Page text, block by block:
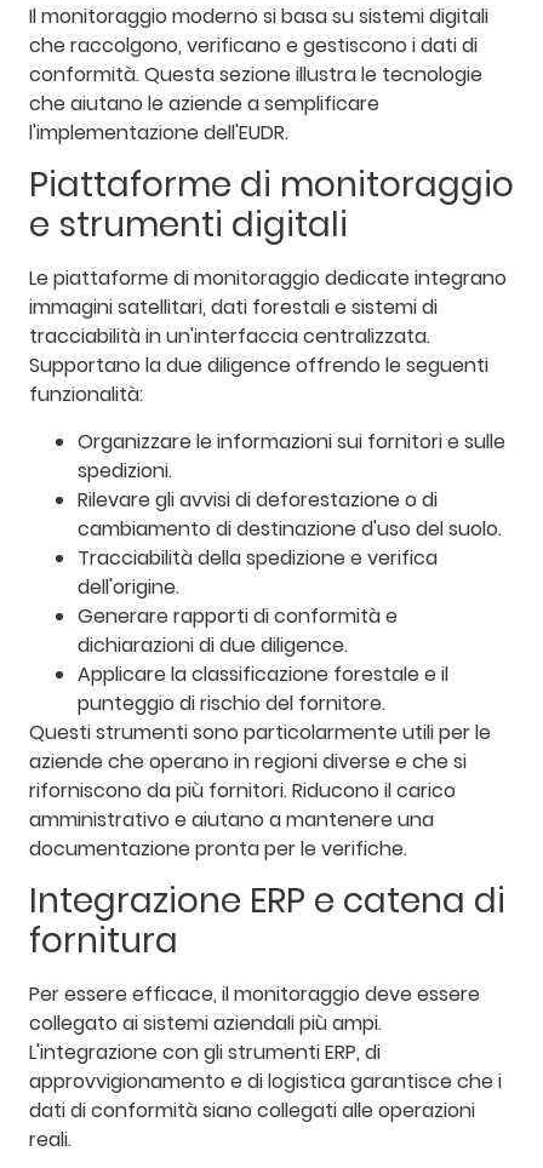
Il monitoraggio moderno si basa su sistemi digitali
che raccolgono, verificano e gestiscono i dati di
conformità. Questa sezione illustra le tecnologie
che aiutano le aziende a semplificare
l'implementazione dell'EUDR.
Piattaforme di monitoraggio
e strumenti digitali
Le piattaforme di monitoraggio dedicate integrano
immagini satellitari, dati forestali e sistemi di
tracciabilità in un'interfaccia centralizzata.
Supportano la due diligence offrendo le seguenti
funzionalità:
Organizzare le informazioni sui fornitori e sulle
spedizioni.
Rilevare gli avvisi di deforestazione o di
cambiamento di destinazione d'uso del suolo.
Tracciabilità della spedizione e verifica
dell'origine.
Generare rapporti di conformità e
dichiarazioni di due diligence.
Applicare la classificazione forestale e il
punteggio di rischio del fornitore.
Questi strumenti sono particolarmente utili per le
aziende che operano in regioni diverse e che si
riforniscono da più fornitori. Riducono il carico
amministrativo e aiutano a mantenere una
documentazione pronta per le verifiche.
Integrazione ERP e catena di
fornitura
Per essere efficace, il monitoraggio deve essere
collegato ai sistemi aziendali più ampi.
L'integrazione con gli strumenti ERP, di
approvvigionamento e di logistica garantisce che i
dati di conformità siano collegati alle operazioni
reali.